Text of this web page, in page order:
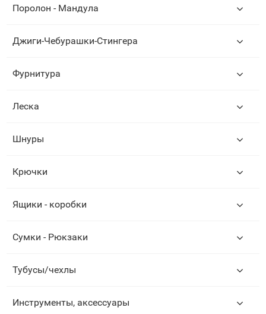
Поролон - Мандула
Джиги-Чебурашки-Стингера
Фурнитура
Леска
Шнуры
Крючки
Ящики - коробки
Сумки - Рюкзаки
Тубусы/чехлы
Инструменты, аксессуары